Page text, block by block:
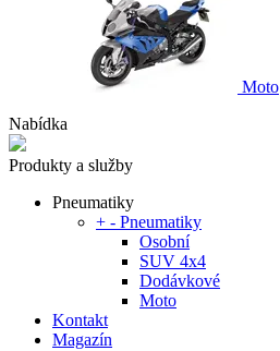
Moto
Nabídka
Produkty a služby
Pneumatiky
+ - Pneumatiky
Osobní
SUV 4x4
Dodávkové
Moto
Kontakt
Magazín